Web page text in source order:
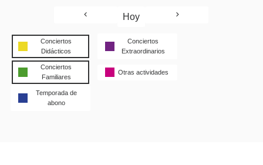
Hoy
Conciertos
Didácticos
Conciertos
Extraordinarios
Conciertos
Familiares
Otras actividades
Temporada de
abono